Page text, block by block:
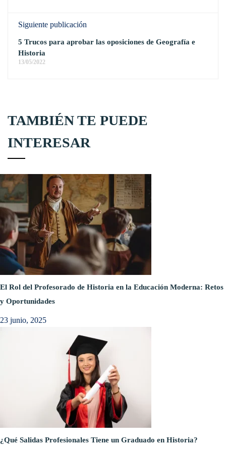
Siguiente publicación
5 Trucos para aprobar las oposiciones de Geografía e
Historia
13/05/2022
TAMBIÉN TE PUEDE
INTERESAR
El Rol del Profesorado de Historia en la Educación Moderna: Retos
y Oportunidades
23 junio, 2025
¿Qué Salidas Profesionales Tiene un Graduado en Historia?